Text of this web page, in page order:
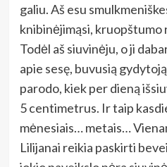
galiu. Aš esu
knibinėjimąsi, kruopštumo
Todėl aš siuvinėju, o ji
apie sesę, buvusią
parodo, kiek per dieną
5 centimetrus. Ir taip
mėnesiais… metais…
Lilijanai reikia paskirti